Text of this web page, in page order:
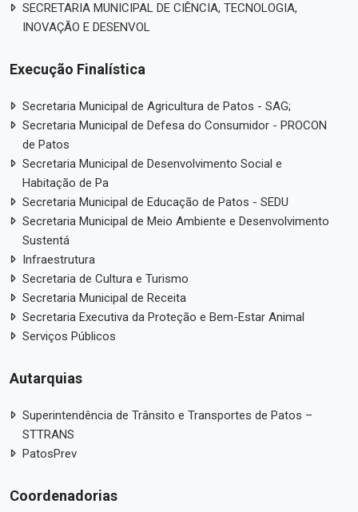
SECRETARIA MUNICIPAL DE CIÊNCIA, TECNOLOGIA,
INOVAÇÃO E DESENVOL
Execução Finalística
Secretaria Municipal de Agricultura de Patos - SAG;
Secretaria Municipal de Defesa do Consumidor - PROCON
de Patos
Secretaria Municipal de Desenvolvimento Social e
Habitação de Pa
Secretaria Municipal de Educação de Patos - SEDU
Secretaria Municipal de Meio Ambiente e Desenvolvimento
Sustentá
Infraestrutura
Secretaria de Cultura e Turismo
Secretaria Municipal de Receita
Secretaria Executiva da Proteção e Bem-Estar Animal
Serviços Públicos
Autarquias
Superintendência de Trânsito e Transportes de Patos –
STTRANS
PatosPrev
Coordenadorias